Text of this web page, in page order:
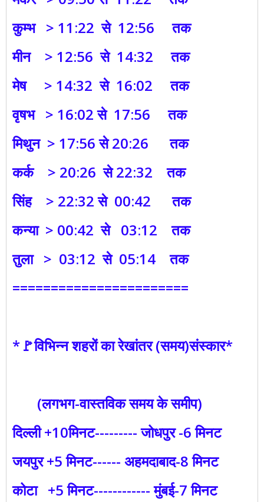
कुम्भ > 11:22 से 12:56 तक
मीन > 12:56 से 14:32 तक
मेष > 14:32 से 16:02 तक
वृषभ > 16:02 से 17:56 तक
मिथुन > 17:56 से 20:26 तक
कर्क > 20:26 से 22:32 तक
सिंह > 22:32 से 00:42 तक
कन्या > 00:42 से 03:12 तक
तुला > 03:12 से 05:14 तक
=======================
*🚩विभिन्न शहरों का रेखांतर (समय)संस्कार*
(लगभग-वास्तविक समय के समीप)
दिल्ली +10मिनट--------- जोधपुर -6 मिनट
जयपुर +5 मिनट------ अहमदाबाद-8 मिनट
कोटा +5 मिनट------------ मुंबई-7 मिनट